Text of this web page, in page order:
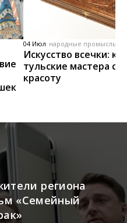
04 Июл народные промыслы,
Искусство всечки: как
тульские мастера
красоту
региона
«Семейный